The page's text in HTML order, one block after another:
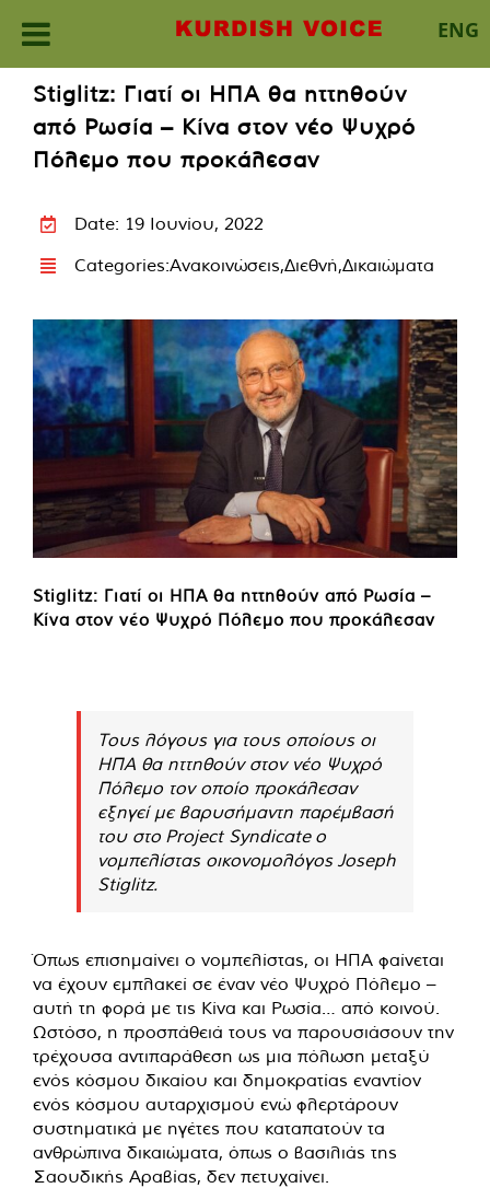
ENG
content
Stiglitz: Γιατί οι ΗΠΑ θα ηττηθούν
από Ρωσία – Κίνα στον νέο Ψυχρό
Πόλεμο που προκάλεσαν
Date: 19 Ιουνίου, 2022
Categories:Ανακοινώσεις,Διεθνή,Δικαιώματα
Stiglitz: Γιατί οι ΗΠΑ θα ηττηθούν από Ρωσία –
Κίνα στον νέο Ψυχρό Πόλεμο που προκάλεσαν
Τους λόγους για τους οποίους οι
ΗΠΑ θα ηττηθούν στον νέο Ψυχρό
Πόλεμο τον οποίο προκάλεσαν
εξηγεί με βαρυσήμαντη παρέμβασή
του στο Project Syndicate ο
νομπελίστας οικονομολόγος Joseph
Stiglitz.
Όπως επισημαίνει ο νομπελίστας, οι ΗΠΑ φαίνεται
να έχουν εμπλακεί σε έναν νέο Ψυχρό Πόλεμο –
αυτή τη φορά με τις Κίνα και Ρωσία… από κοινού.
Ωστόσο, η προσπάθειά τους να παρουσιάσουν την
τρέχουσα αντιπαράθεση ως μια πόλωση μεταξύ
ενός κόσμου δικαίου και δημοκρατίας εναντίον
ενός κόσμου αυταρχισμού ενώ φλερτάρουν
συστηματικά με ηγέτες που καταπατούν τα
ανθρώπινα δικαιώματα, όπως ο βασιλιάς της
Σαουδικής Αραβίας, δεν πετυχαίνει.